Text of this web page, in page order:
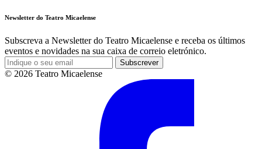
Newsletter do Teatro Micaelense
Subscreva a Newsletter do Teatro Micaelense e receba os últimos
eventos e novidades na sua caixa de correio eletrónico.
Subscrever
© 2026 Teatro Micaelense